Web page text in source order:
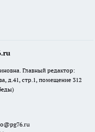
Главный редактор:
д.41, стр.1, помещение 312